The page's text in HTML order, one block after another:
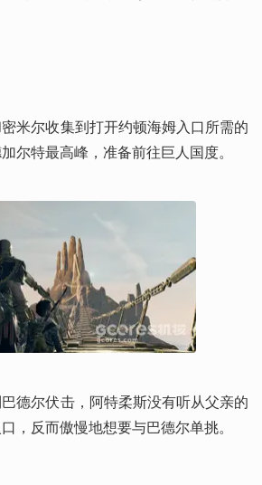
米尔收集到打开约顿海姆入口所需的
尔特最高峰，准备前往巨人国度。
德尔伏击，阿特柔斯没有听从父亲的
，反而傲慢地想要与巴德尔单挑。